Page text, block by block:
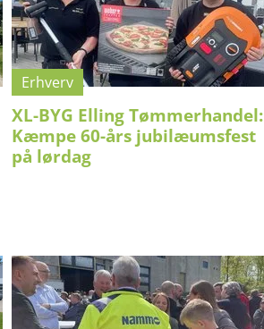
Erhverv
XL-BYG Elling Tømmerhandel:
Kæmpe 60-års jubilæumsfest
på lørdag